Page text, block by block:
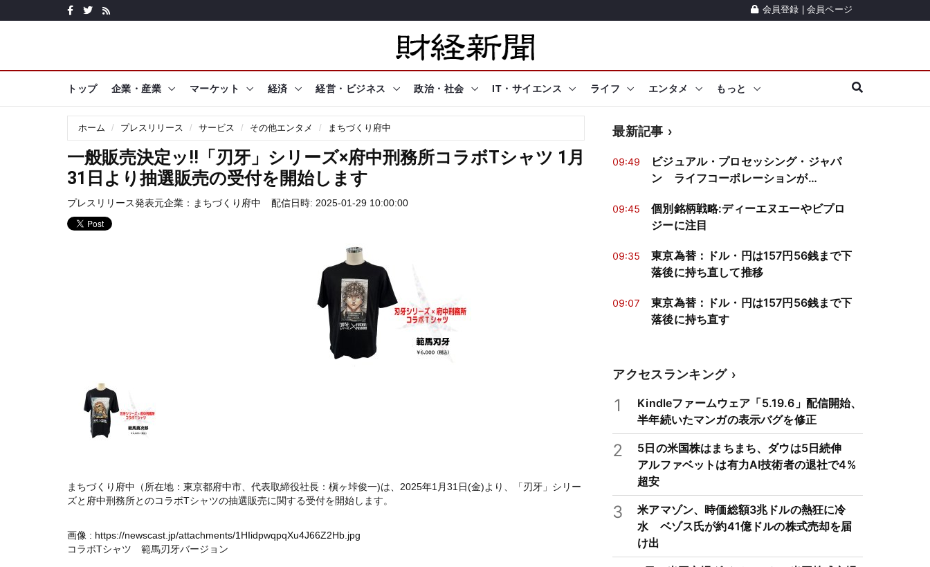
会員登録 会員ページ
トップ 企業・産業 マーケット 経済 経営・ビジネス 政治・社会 IT・サイエンス ライフ エンタメ もっと
ホーム プレスリリース サービス その他エンタメ まちづくり府中
一般販売決定ッ!!「刃牙」シリーズ×府中刑務所コラボTシャツ 1月
31日より抽選販売の受付を開始します
プレスリリース発表元企業： まちづくり府中 配信日時: 2025-01-29 10:00:00
まちづくり府中（所在地：東京都府中市、代表取締役社長：槇ヶ垰俊一)は、2025年1月31日(金)より、「刃牙」シリー
ズと府中刑務所とのコラボTシャツの抽選販売に関する受付を開始します。
画像 : https://newscast.jp/attachments/1HIidpwqpqXu4J66Z2Hb.jpg
コラボTシャツ 範馬刃牙バージョン
最新記事
09:49
ビジュアル・プロセッシング・ジャパ
ン ライフコーポレーションが
09:45
個別銘柄戦略:ディーエヌエーやビプロ
ジーに注目
09:35
東京為替：ドル・円は157円56銭まで下
落後に持ち直して推移
09:07
東京為替：ドル・円は157円56銭まで下
落後に持ち直す
アクセスランキング
1
Kindleファームウェア「5.19.6」配信開始、
半年続いたマンガの表示バグを修正
2
5日の米国株はまちまち、ダウは5日続伸
アルファベットは有力AI技術者の退社で4%
超安
3
米アマゾン、時価総額3兆ドルの熱狂に冷
水 ベゾス氏が約41億ドルの株式売却を届
け出